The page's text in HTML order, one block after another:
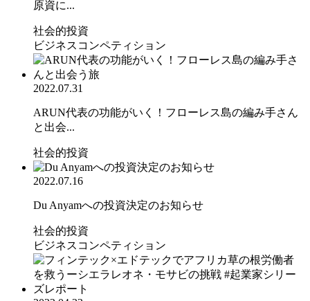
原資に...
社会的投資
ビジネスコンペティション
2022.07.31
ARUN代表の功能がいく！フローレス島の編み手さん
と出会...
社会的投資
2022.07.16
Du Anyamへの投資決定のお知らせ
社会的投資
ビジネスコンペティション